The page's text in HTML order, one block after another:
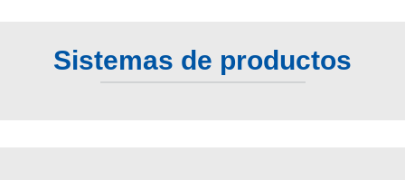
Sistemas de productos